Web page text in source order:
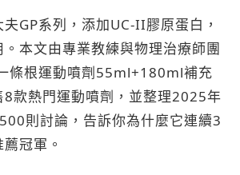
GP系列，添加UC-II膠原蛋白，
本文由專業教練與物理治療師團
條根運動噴劑55ml+180ml補充
8款熱門運動噴劑，並整理2025年
則討論，告訴你為什麼它連續3
冠軍。